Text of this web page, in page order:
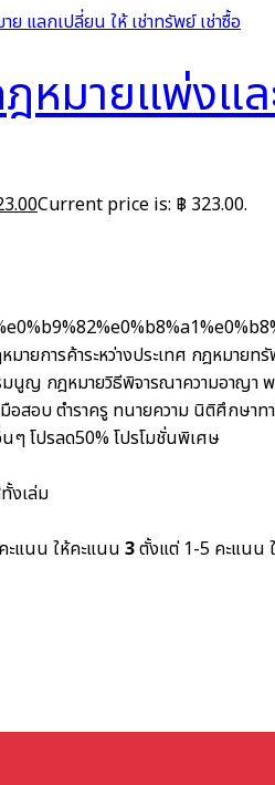
หมายแพ่งแ
Current price is: ฿ 323.00.
มายการค้าระหว่างประเทศ กฎหมายทรั
มนูญ กฎหมายวิธีพิจารณาความอาญา
อสอบตำราครู ทนายความ นิติศึกษาท
ๆโปรลด50%โปรโมชั่นพิเศษ
งเล่ม
ะแนน ให้คะแนน 3ตั้งแต่ 1-5 คะแนน